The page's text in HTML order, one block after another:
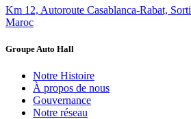
Km 12, Autoroute Casablanca-Rabat,
Maroc
Groupe Auto Hall
Notre Histoire
À propos de nous
Gouvernance
Notre réseau